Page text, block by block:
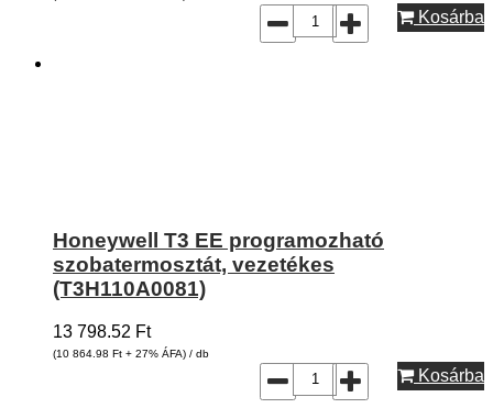
Kosárba
Honeywell T3 EE programozható
szobatermosztát, vezetékes
(T3H110A0081)
13 798.52 Ft
(10 864.98 Ft + 27% ÁFA) / db
Kosárba